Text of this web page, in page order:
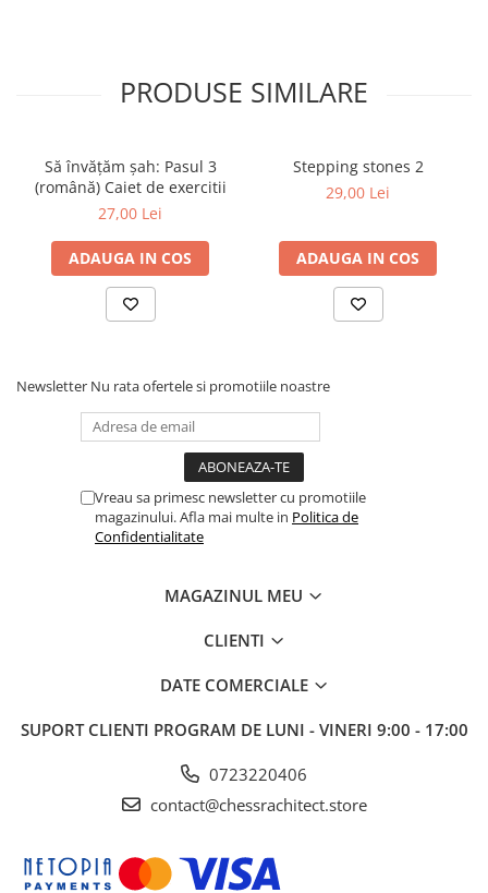
PRODUSE SIMILARE
Să învățăm șah: Pasul 3
(română) Caiet de exercitii
27,00 Lei
ADAUGA IN COS
Stepping stones 2
29,00 Lei
ADAUGA IN COS
Newsletter Nu rata ofertele si promotiile noastre
Vreau sa primesc newsletter cu promotiile
magazinului. Afla mai multe in Politica de
Confidentialitate
MAGAZINUL MEU
CLIENTI
DATE COMERCIALE
SUPORT CLIENTI PROGRAM DE LUNI - VINERI 9:00 - 17:00
0723220406
contact@chessrachitect.store